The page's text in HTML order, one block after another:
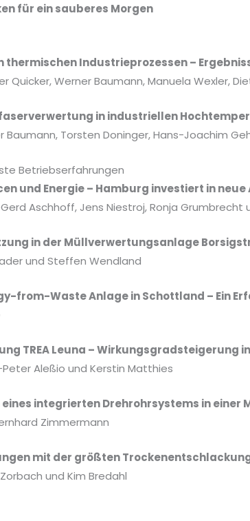
für ein sauberes Morgen
thermischen Industrieprozessen –
Quicker, Werner Baumann, Manuela Wexler,
in industriellen
Baumann, Torsten Doninger, Hans-Joachim
Betriebserfahrungen
und Energie – Hamburg investiert in
Aschhoff, Jens Niestroj, Ronja Grumbrecht
in der Müllverwertungsanlage
und Steffen Wendland
from-Waste Anlage in Schottland – Ein
TREA Leuna – Wirkungsgradsteigerung
Aleßio und Kerstin Matthies
integrierten Drehrohrsystems in
Zimmermann
mit der größten
und Kim Bredahl